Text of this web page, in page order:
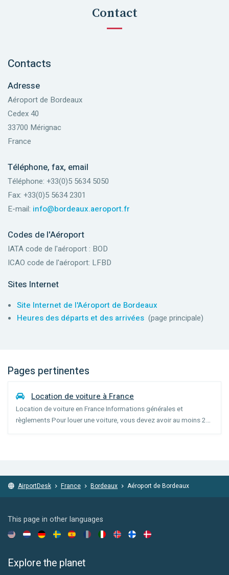
Contact
Contacts
Adresse
Aéroport de Bordeaux
Cedex 40
33700 Mérignac
France
Téléphone, fax, email
Téléphone: +33(0)5 5634 5050
Fax: +33(0)5 5634 2301
E-mail: info@bordeaux.aeroport.fr
Codes de l'Aéroport
IATA code de l'aéroport : BOD
ICAO code de l'aéroport: LFBD
Sites Internet
Site Internet de l'Aéroport de Bordeaux
Heures des départs et des arrivées (page principale)
Pages pertinentes
Location de voiture à France
Location de voiture en France Informations générales et
règlements Pour louer une voiture, vous devez avoir au moins 21
AirportDesk France Bordeaux Aéroport de Bordeaux
This page in other languages
Explore the planet